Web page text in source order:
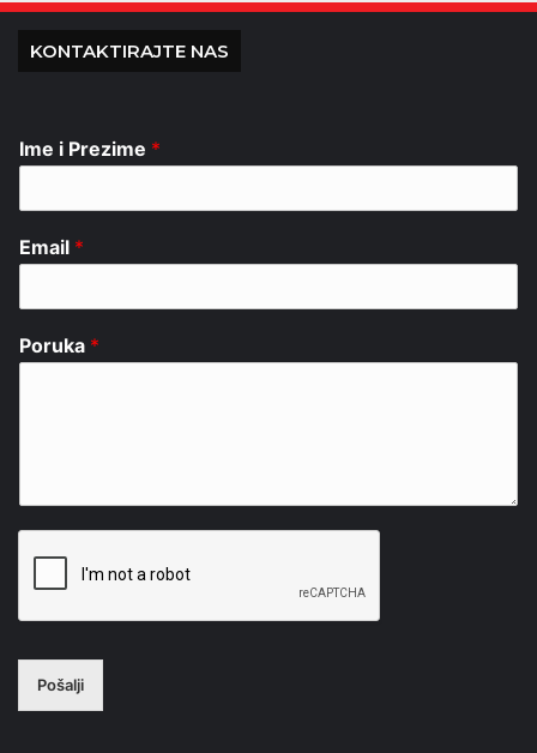
KONTAKTIRAJTE NAS
Ime i Prezime *
Email *
Poruka *
Pošalji